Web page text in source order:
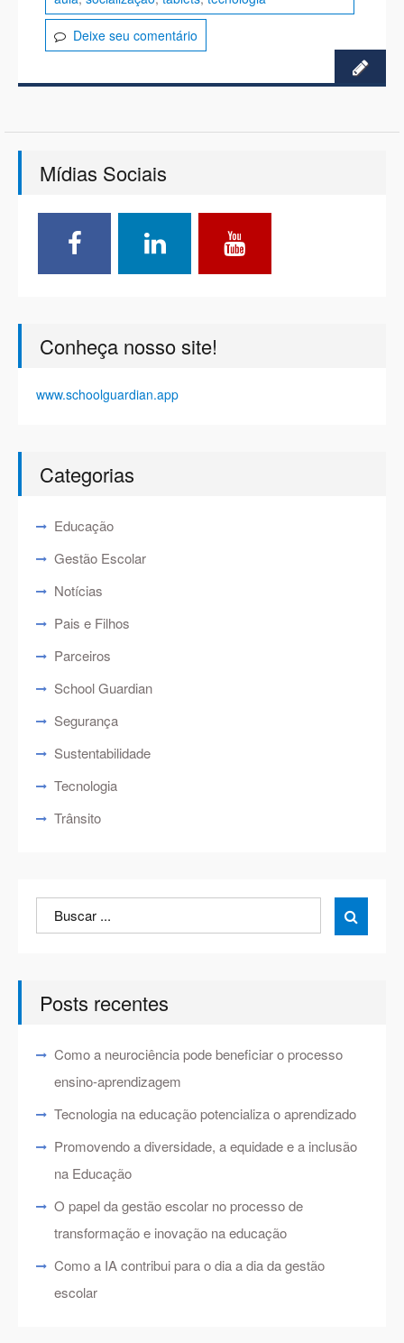
Deixe seu comentário
Mídias Sociais
Conheça nosso site!
www.schoolguardian.app
Categorias
Educação
Gestão Escolar
Notícias
Pais e Filhos
Parceiros
School Guardian
Segurança
Sustentabilidade
Tecnologia
Trânsito
Search
for:

Posts recentes
Como a neurociência pode beneficiar o processo
ensino-aprendizagem
Tecnologia na educação potencializa o aprendizado
Promovendo a diversidade, a equidade e a inclusão
na Educação
O papel da gestão escolar no processo de
transformação e inovação na educação
Como a IA contribui para o dia a dia da gestão
escolar